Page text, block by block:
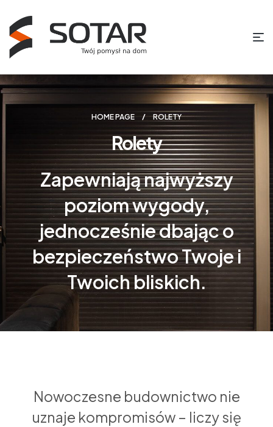
HOME PAGE ROLETY
Rolety
Zapewniają najwyższy
poziom wygody,
jednocześnie dbając o
bezpieczeństwo Twoje i
Twoich bliskich.
Nowoczesne budownictwo nie
uznaje kompromisów – liczy się